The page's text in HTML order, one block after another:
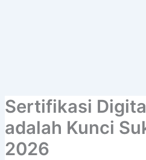
Sertifikasi
adalah Kunci
2026